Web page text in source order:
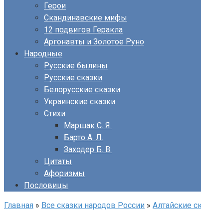
Герои
Скандинавские мифы
12 подвигов Геракла
Аргонавты и Золотое Руно
Народные
Русские былины
Русские сказки
Белорусские сказки
Украинские сказки
Стихи
Маршак С. Я.
Барто А. Л.
Заходер Б. В.
Цитаты
Афоризмы
Пословицы
Главная » Все сказки народов России » Алтайские